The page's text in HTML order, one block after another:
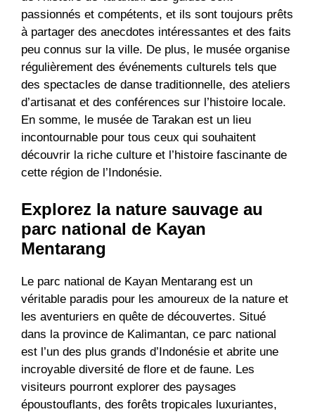
passionnés et compétents, et ils sont toujours prêts
à partager des anecdotes intéressantes et des faits
peu connus sur la ville. De plus, le musée organise
régulièrement des événements culturels tels que
des spectacles de danse traditionnelle, des ateliers
d’artisanat et des conférences sur l’histoire locale.
En somme, le musée de Tarakan est un lieu
incontournable pour tous ceux qui souhaitent
découvrir la riche culture et l’histoire fascinante de
cette région de l’Indonésie.
Explorez la nature sauvage au
parc national de Kayan
Mentarang
Le parc national de Kayan Mentarang est un
véritable paradis pour les amoureux de la nature et
les aventuriers en quête de découvertes. Situé
dans la province de Kalimantan, ce parc national
est l’un des plus grands d’Indonésie et abrite une
incroyable diversité de flore et de faune. Les
visiteurs pourront explorer des paysages
époustouflants, des forêts tropicales luxuriantes,